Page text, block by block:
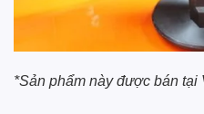
*Sản phẩm này được bán tại